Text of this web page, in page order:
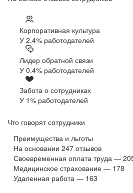
Корпоративная культура
У 2.4% работодателей
Лидер обратной связи
У 0.4% работодателей
Забота о сотрудниках
У 1% работодателей
Что говорят сотрудники
Преимущества и льготы
На основании 247 отзывов
Своевременная оплата труда —
Медицинское страхование — 178
Удаленная работа — 163